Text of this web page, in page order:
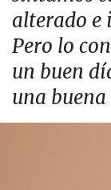
alterado e
Pero lo
un buen
una buena